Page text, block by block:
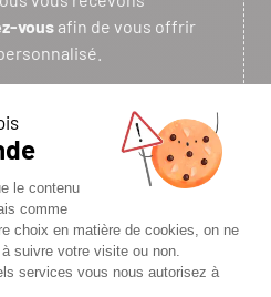
vous afin de vous offrir
conseils ? N’hésitez pas à
à nous contacter : notre
accompagner dans la
projet.